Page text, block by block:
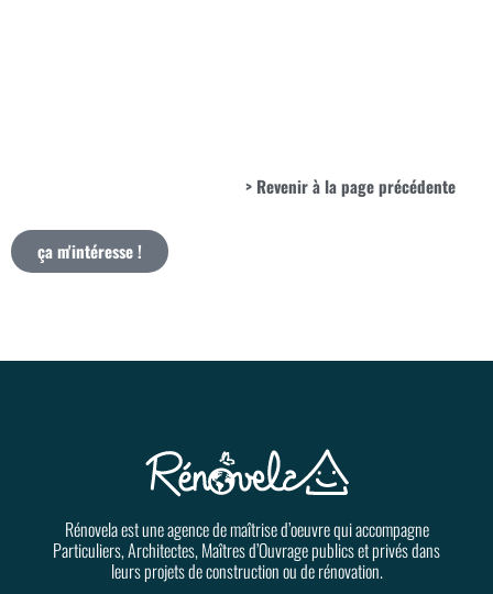
> Revenir à la page précédente
ça m'intéresse !
Rénovela est une agence de maîtrise d’oeuvre qui accompagne
Particuliers, Architectes, Maîtres d’Ouvrage publics et privés dans
leurs projets de construction ou de rénovation.